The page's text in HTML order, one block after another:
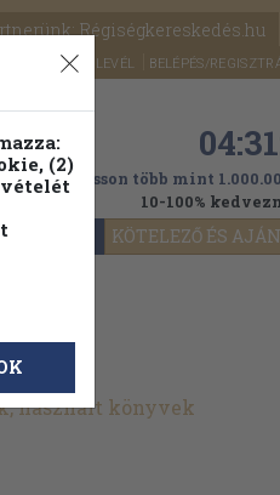
Régiségkereskedés.hu
SEGÍTSÉG HÍRLEVÉL BELÉPÉS/
KÖTELEZŐ ÉS
Válogasson több mint
10-100%
használt könyvek
(2)